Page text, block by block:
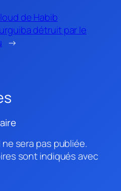
de Habib
détruit par le
→
sera pas publiée.
sont indiqués avec